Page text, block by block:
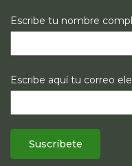
Escribe tu nombre
Escribe aquí tu correo